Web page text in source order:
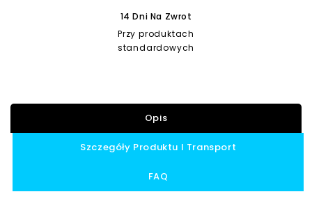
14 Dni Na Zwrot
Przy produktach
standardowych
Opis
Szczegóły Produktu I Transport
FAQ